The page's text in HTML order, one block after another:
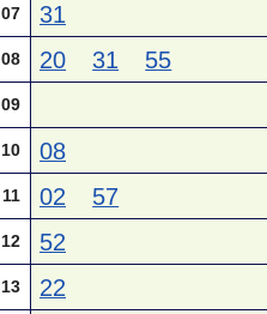
07 31
08 20 31 55
09
10 08
11 02 57
12 52
13 22